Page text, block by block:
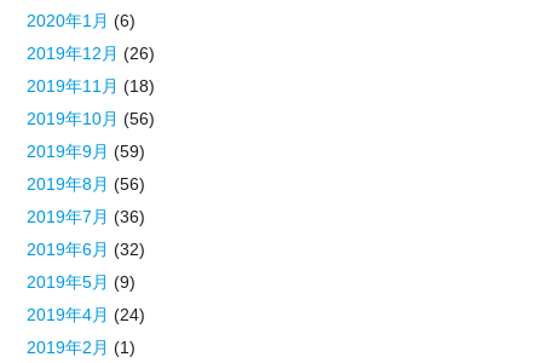
2020年1月 (6)
2019年12月 (26)
2019年11月 (18)
2019年10月 (56)
2019年9月 (59)
2019年8月 (56)
2019年7月 (36)
2019年6月 (32)
2019年5月 (9)
2019年4月 (24)
2019年2月 (1)